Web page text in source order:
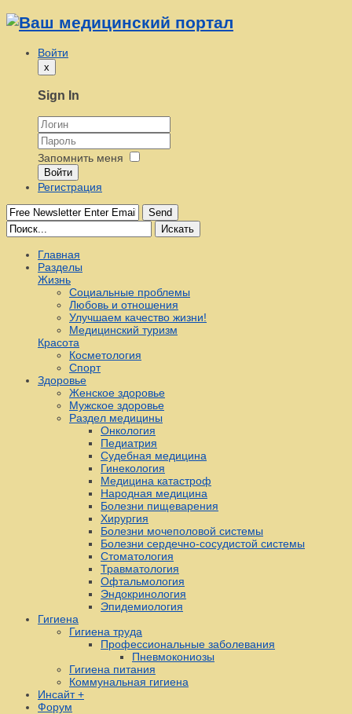
Войти
x
Sign In
Запомнить меня
Войти
Регистрация
Send
Искать
Главная
Разделы
Жизнь
Социальные проблемы
Любовь и отношения
Улучшаем качество жизни!
Медицинский туризм
Красота
Косметология
Спорт
Здоровье
Женское здоровье
Мужское здоровье
Раздел медицины
Онкология
Педиатрия
Судебная медицина
Гинекология
Медицина катастроф
Народная медицина
Болезни пищеварения
Хирургия
Болезни мочеполовой системы
Болезни сердечно-сосудистой системы
Стоматология
Травматология
Офтальмология
Эндокринология
Эпидемиология
Гигиена
Гигиена труда
Профессиональные заболевания
Пневмокониозы
Гигиена питания
Коммунальная гигиена
Инсайт +
Форум